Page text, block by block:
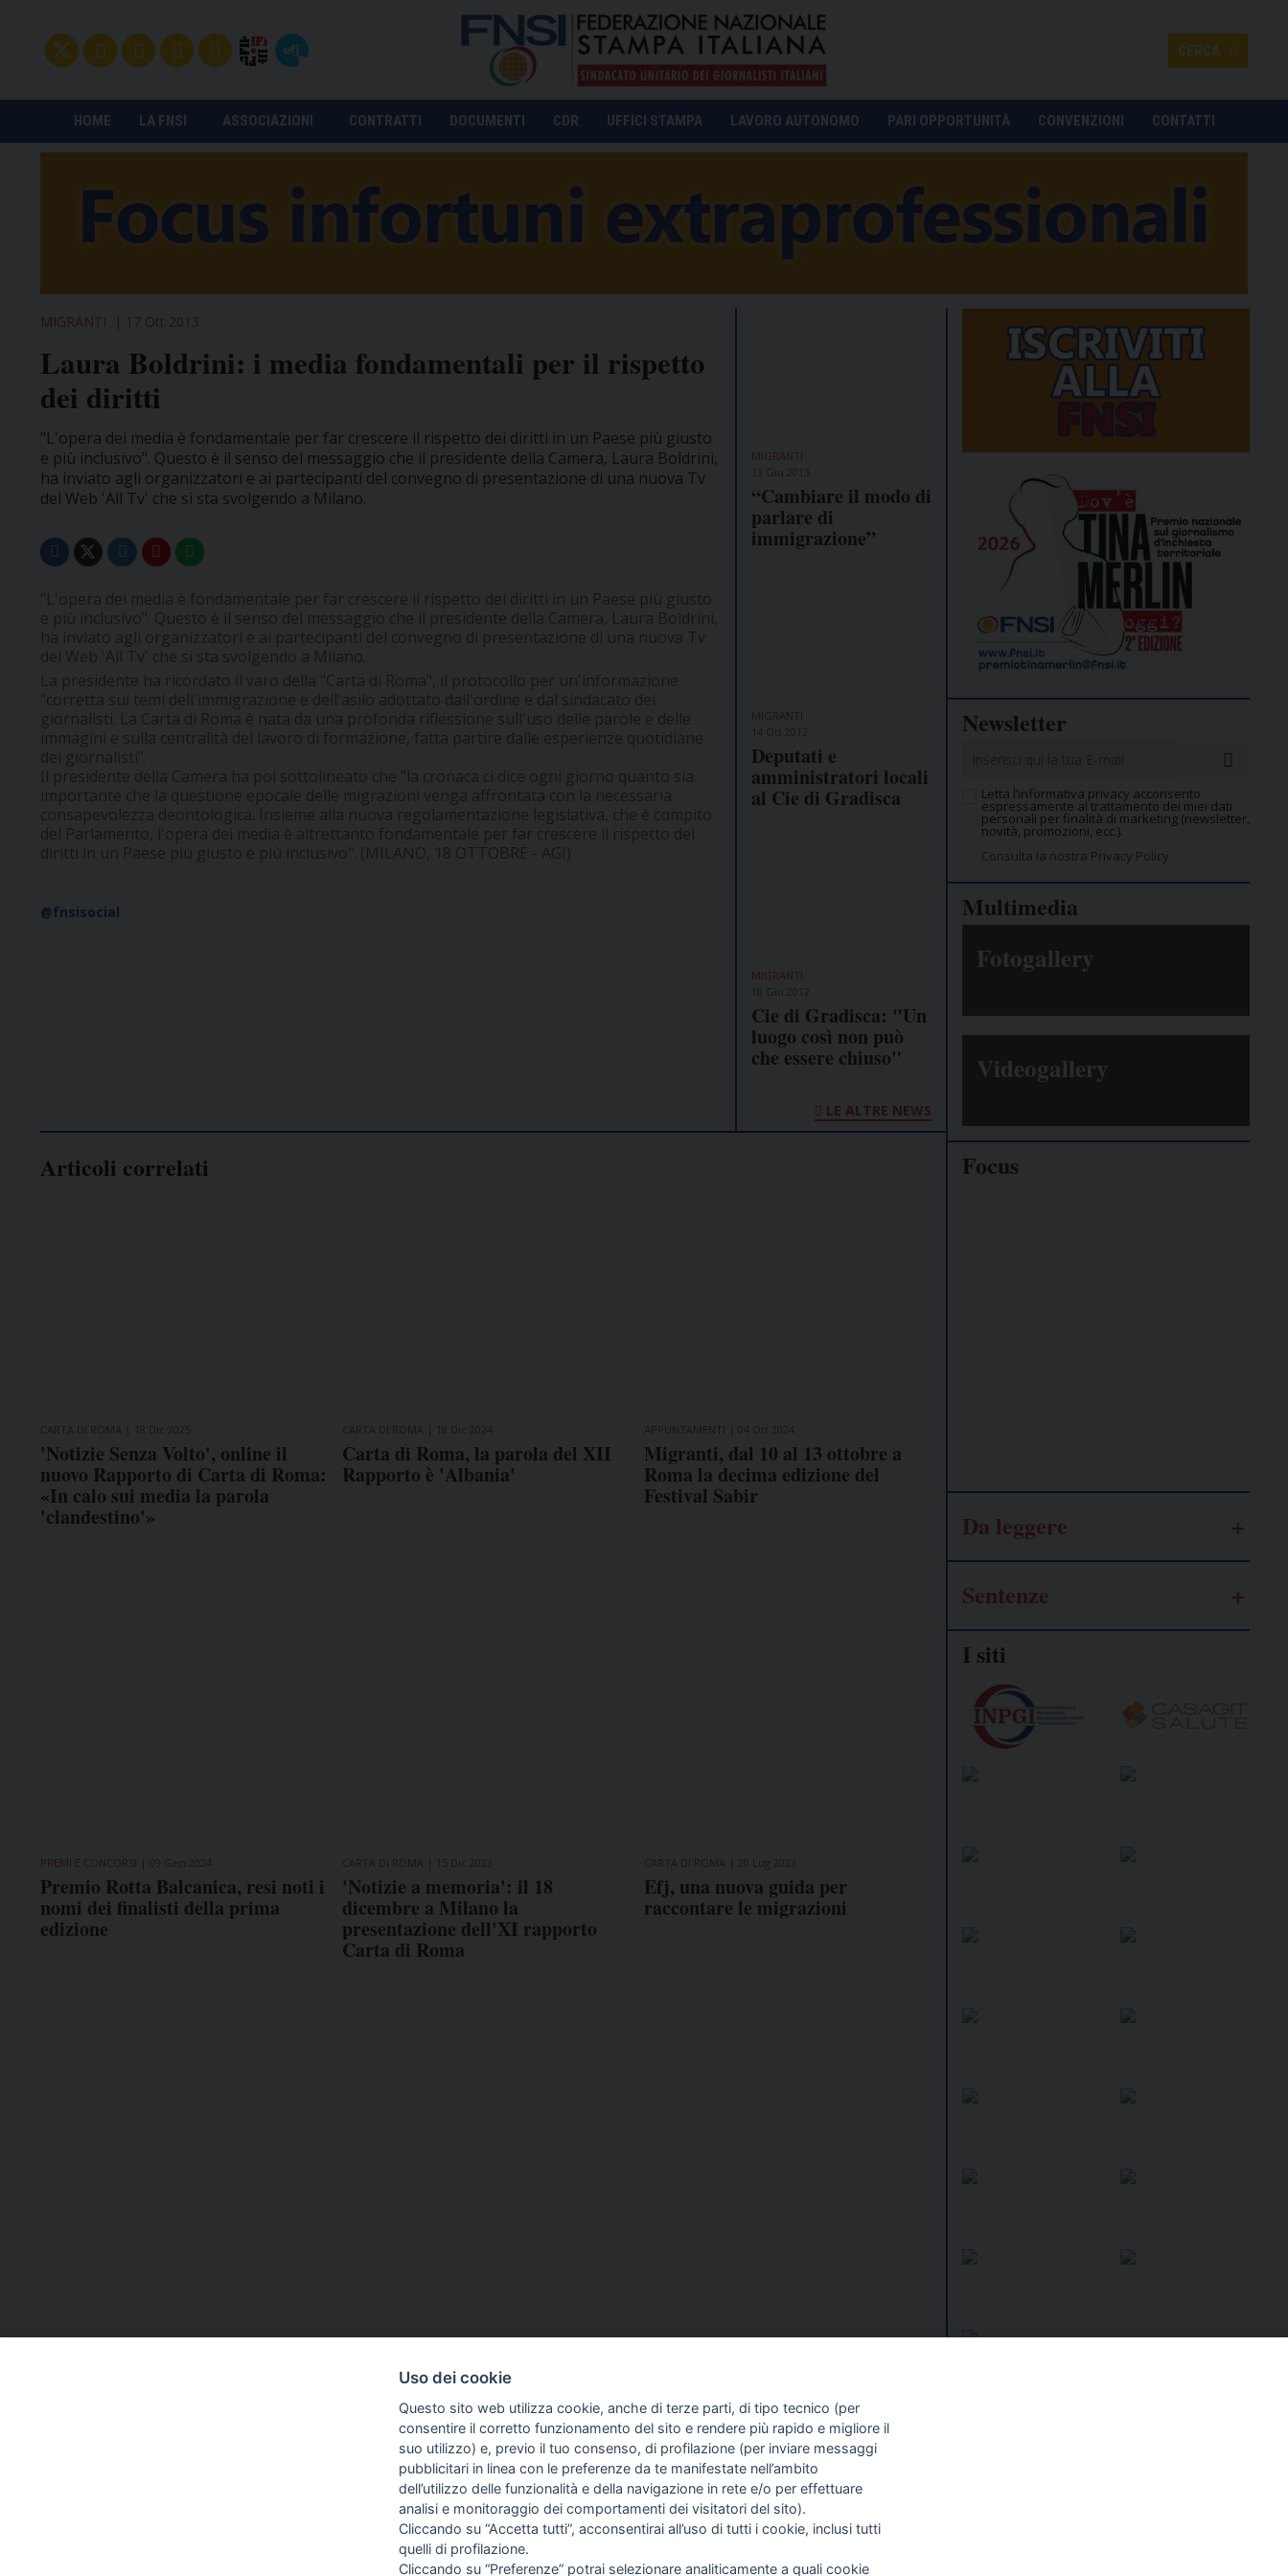
CERCA
HOME LA FNSI ASSOCIAZIONI CONTRATTI DOCUMENTI CDR UFFICI STAMPA LAVORO AUTONOMO PARI OPPORTUNITÀ CONVENZIONI CONTATTI
MIGRANTI
Laura Boldrini: i media fondamentali per il rispetto
dei diritti
"L'opera dei media è fondamentale per far crescere il rispetto dei diritti in un Paese più giusto
e più inclusivo". Questo è il senso del messaggio che il presidente della Camera, Laura Boldrini,
ha inviato agli organizzatori e ai partecipanti del convegno di presentazione di una nuova Tv
del Web 'All Tv' che si sta svolgendo a Milano.
@fnsisocial
MIGRANTI
“Cambiare il modo di
parlare di
immigrazione”
MIGRANTI
Deputati e
amministratori locali
al Cie di Gradisca
MIGRANTI
Cie di Gradisca: "Un
luogo così non può
che essere chiuso"
LE ALTRE NEWS
Articoli correlati
CARTA DI ROMA
'Notizie Senza Volto', online il
nuovo Rapporto di Carta di Roma:
«In calo sui media la parola
'clandestino'»
CARTA DI ROMA
Carta di Roma, la parola del XII
Rapporto è 'Albania'
APPUNTAMENTI
Migranti, dal 10 al 13 ottobre a
Roma la decima edizione del
Festival Sabir
PREMI E CONCORSI
Premio Rotta Balcanica, resi noti i
nomi dei finalisti della prima
edizione
CARTA DI ROMA
'Notizie a memoria': il 18
dicembre a Milano la
presentazione dell'XI rapporto
Carta di Roma
CARTA DI ROMA
Efj, una nuova guida per
raccontare le migrazioni
Newsletter
Letta l’informativa privacy acconsento
espressamente al trattamento dei miei dati
personali per finalità di marketing (newsletter,
novità, promozioni, ecc.).
Consulta la nostra Privacy Policy.
Multimedia
Fotogallery
Videogallery
Focus
Da leggere
Sentenze
I siti
COME TI SENTI?
INTELLIGENZA
Uso dei cookie
Questo sito web utilizza cookie, anche di terze parti, di tipo tecnico (per
consentire il corretto funzionamento del sito e rendere più rapido e migliore il
suo utilizzo) e, previo il tuo consenso, di profilazione (per inviare messaggi
pubblicitari in linea con le preferenze da te manifestate nell’ambito
dell’utilizzo delle funzionalità e della navigazione in rete e/o per effettuare
analisi e monitoraggio dei comportamenti dei visitatori del sito).
Cliccando su “Accetta tutti”, acconsentirai all’uso di tutti i cookie, inclusi tutti
quelli di profilazione.
Cliccando su “Preferenze” potrai selezionare analiticamente a quali cookie